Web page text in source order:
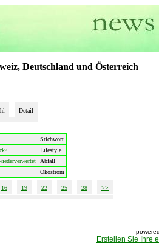
Deutschland und Österreich
Detail
Stichwort
Lifestyle
Abfall
Ökostrom
16 19 22 25 28 >>
Erstellen Sie Ihre